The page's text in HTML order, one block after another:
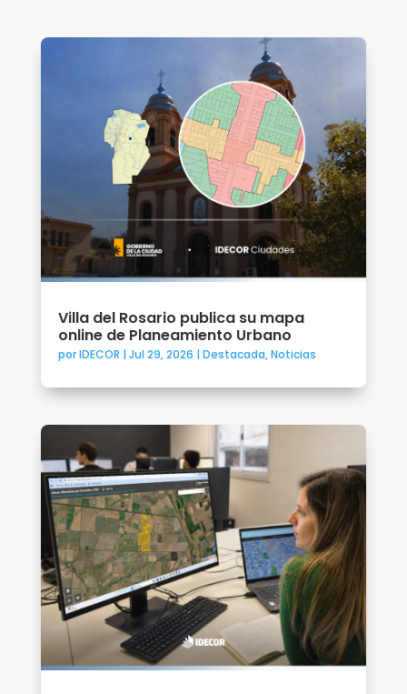
Villa del Rosario publica su mapa
online de Planeamiento Urbano
porIDECOR | Jul 29, 2026 | Destacada,Noticias